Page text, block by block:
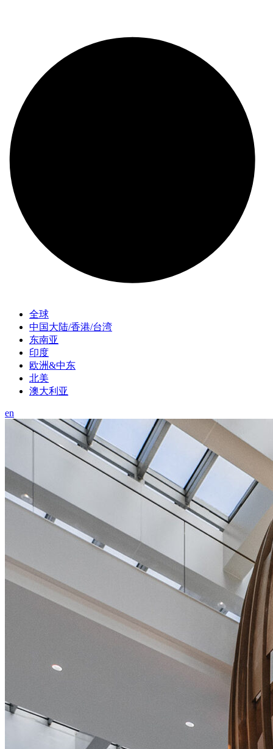
全球
中国大陆/香港/台湾
东南亚
印度
欧洲&中东
北美
澳大利亚
en